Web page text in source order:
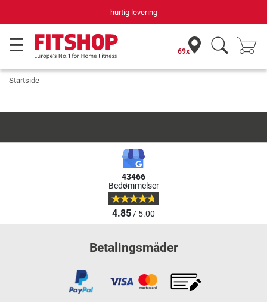
hurtig levering
69x
Startside
43466
Bedømmelser
4.85/ 5.00
Betalingsmåder